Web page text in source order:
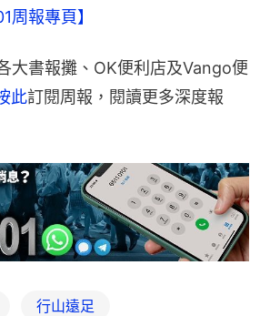
周報專頁】
大書報攤、OK便利店及Vango便
此訂閱周報，閱讀更多深度報
行山遠足